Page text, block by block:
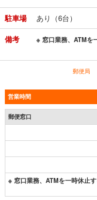
駐車場 あり（6台）
備考 ※ 窓口業務、ATMを
郵便局
営業時間
郵便窓口
※ 窓口業務、ATMを一時休止す